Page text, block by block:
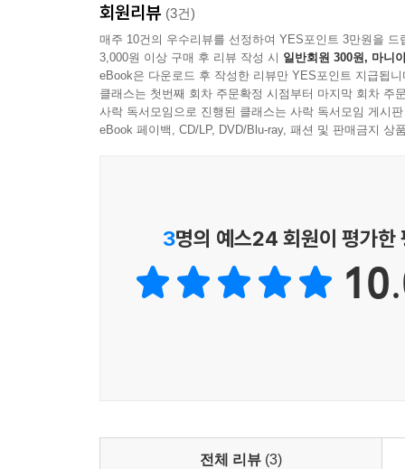
회원리뷰 (3건)
매주 10건의 우수리뷰를 선정하여 YES포인트 3만원을 드
3,000원 이상 구매 후 리뷰 작성 시 일반회원 300원, 마니
eBook은 다운로드 후 작성한 리뷰만 YES포인트 지급됩니
클래스는 첫번째 회차 주문확정 시점부터 마지막 회차 주
사락 독서모임으로 진행된 클래스는 사락 독서모임 게시
eBook 페이백, CD/LP, DVD/Blu-ray, 패션 및 판매금지 상
3명의 예스24 회원이 평가한
전체 리뷰 (3)